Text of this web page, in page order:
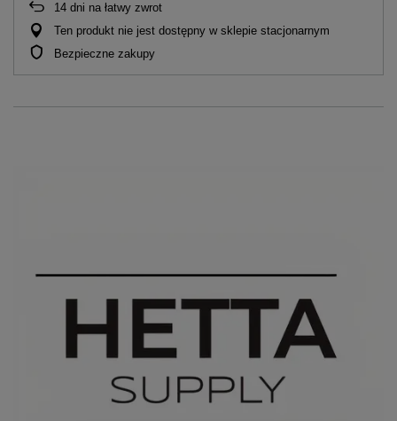
14 dni na łatwy zwrot
Ten produkt nie jest dostępny w sklepie stacjonarnym
Bezpieczne zakupy